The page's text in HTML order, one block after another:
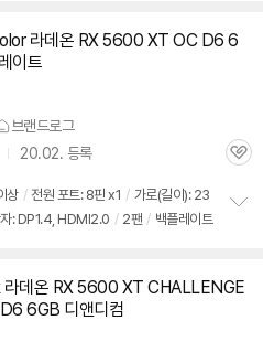
라데온 RX 5600 XT OC D6 6
이트
브랜드로그
20.02. 등록
관
상 / 전원 포트: 8핀 x1 / 가로(길이): 23
: DP1.4, HDMI2.0 / 2팬 / 백플레이트
치
데온 RX 5600 XT CHALLENGE
6GB 디앤디컴